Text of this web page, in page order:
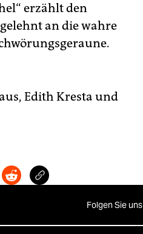
erzählt den
an die wahre
Edith Kresta und
Folgen Sie uns